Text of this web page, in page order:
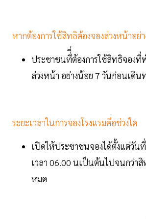
หากต้องการใช้สิทธิต้องจองล่วงหน้าอย่
ประชาชนที่ี่ต้องการใช้สิทธิจองที่
ล่วงหน้า อย่างน้อย 7 วันก่อนเดิน
ระยะเวลาในการจองโรงแรมคือช่วงใด
เปิดให้ประชาชนจองได้ตั้งแต่วัน
เวลา 06.00 นเป็นต้นไปจนกว่าสิ
หมด